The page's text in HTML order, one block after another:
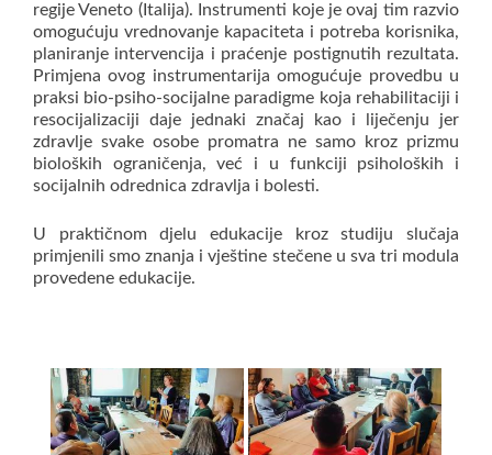
regije Veneto (Italija). Instrumenti koje je ovaj tim razvio
omogućuju vrednovanje kapaciteta i potreba korisnika,
planiranje intervencija i praćenje postignutih rezultata.
Primjena ovog instrumentarija omogućuje provedbu u
praksi bio-psiho-socijalne paradigme koja rehabilitaciji i
resocijalizaciji daje jednaki značaj kao i liječenju jer
zdravlje svake osobe promatra ne samo kroz prizmu
bioloških ograničenja, već i u funkciji psiholoških i
socijalnih odrednica zdravlja i bolesti.
U praktičnom djelu edukacije kroz studiju slučaja
primjenili smo znanja i vještine stečene u sva tri modula
provedene edukacije.